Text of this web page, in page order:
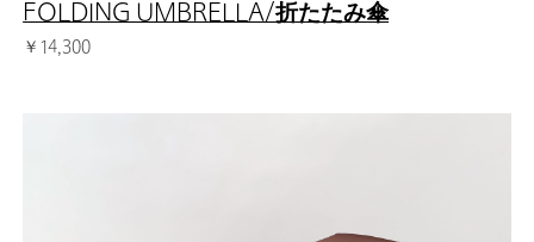
FOLDING UMBRELLA/折たたみ傘
￥14,300